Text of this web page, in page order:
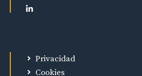
Privacidad
Cookies